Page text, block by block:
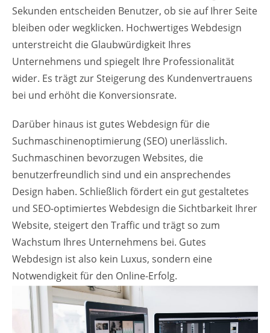
Sekunden entscheiden Benutzer, ob sie auf Ihrer Seite
bleiben oder wegklicken. Hochwertiges Webdesign
unterstreicht die Glaubwürdigkeit Ihres
Unternehmens und spiegelt Ihre Professionalität
wider. Es trägt zur Steigerung des Kundenvertrauens
bei und erhöht die Konversionsrate.
Darüber hinaus ist gutes Webdesign für die
Suchmaschinenoptimierung (SEO) unerlässlich.
Suchmaschinen bevorzugen Websites, die
benutzerfreundlich sind und ein ansprechendes
Design haben. Schließlich fördert ein gut gestaltetes
und SEO-optimiertes Webdesign die Sichtbarkeit Ihrer
Website, steigert den Traffic und trägt so zum
Wachstum Ihres Unternehmens bei. Gutes
Webdesign ist also kein Luxus, sondern eine
Notwendigkeit für den Online-Erfolg.